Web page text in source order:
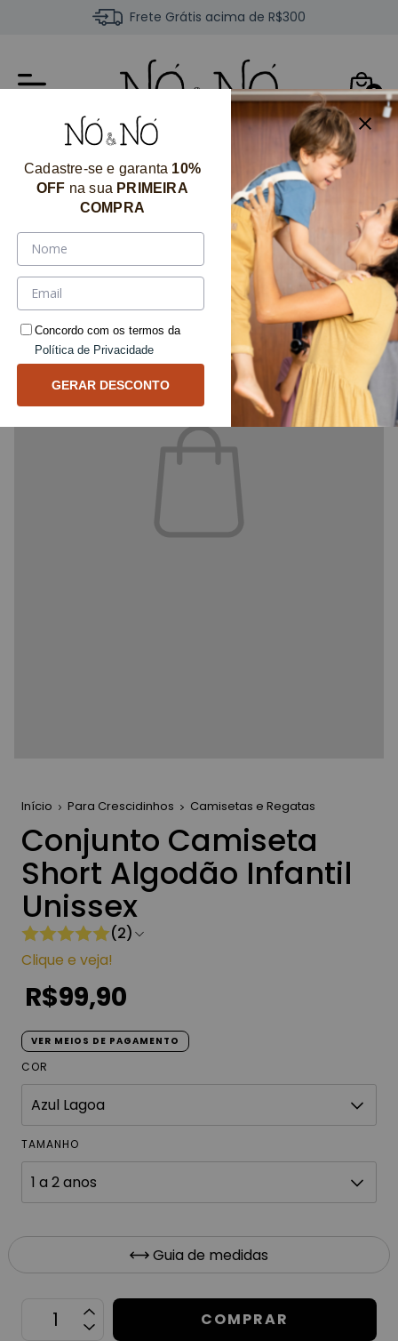
Frete Grátis acima de R$300
0
Início Para Crescidinhos Camisetas e Regatas
Conjunto Camiseta
Short Algodão Infantil
Unissex
(2)
Clique e veja!
R$99,90
VER MEIOS DE PAGAMENTO
COR
TAMANHO
Guia de medidas
Cadastre-se e garanta 10%
OFF na sua PRIMEIRA
COMPRA
Concordo com os termos da
Política de Privacidade
GERAR DESCONTO